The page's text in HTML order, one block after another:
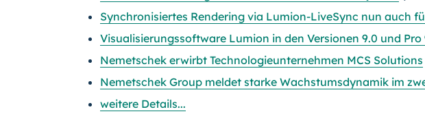
Synchronisiertes Rendering via Lumion-LiveSync nun auch
Visualisierungssoftware Lumion in den Versionen 9.0 und Pro
Nemetschek erwirbt Technologieunternehmen MCS Solutions
Nemetschek Group meldet starke Wachstumsdynamik im
weitere Details...